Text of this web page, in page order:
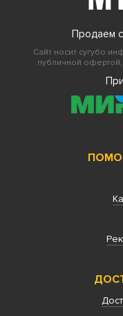
Продаем
Сайт носит сугубо
публичной офертой,